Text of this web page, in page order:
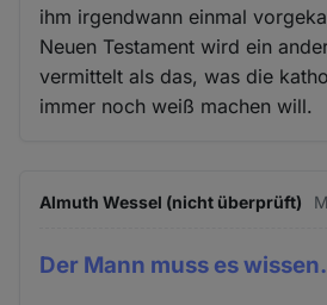
ihm irgendwann einmal
Neuen Testament wird ein
vermittelt als das, was die
immer noch weiß machen will.
Almuth Wessel (nicht überprüft)
Der Mann muss es